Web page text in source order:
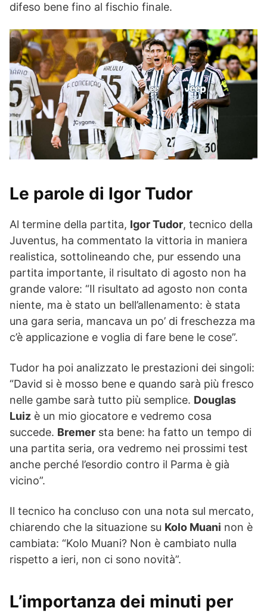
difeso bene fino al fischio finale.
Le parole di Igor Tudor
Al termine della partita, Igor Tudor, tecnico della
Juventus, ha commentato la vittoria in maniera
realistica, sottolineando che, pur essendo una
partita importante, il risultato di agosto non ha
grande valore: “Il risultato ad agosto non conta
niente, ma è stato un bell’allenamento: è stata
una gara seria, mancava un po’ di freschezza ma
c’è applicazione e voglia di fare bene le cose”.
Tudor ha poi analizzato le prestazioni dei singoli:
“David si è mosso bene e quando sarà più fresco
nelle gambe sarà tutto più semplice. Douglas
Luiz è un mio giocatore e vedremo cosa
succede. Bremer sta bene: ha fatto un tempo di
una partita seria, ora vedremo nei prossimi test
anche perché l’esordio contro il Parma è già
vicino”.
Il tecnico ha concluso con una nota sul mercato,
chiarendo che la situazione su Kolo Muani non è
cambiata: “Kolo Muani? Non è cambiato nulla
rispetto a ieri, non ci sono novità”.
L’importanza dei minuti per